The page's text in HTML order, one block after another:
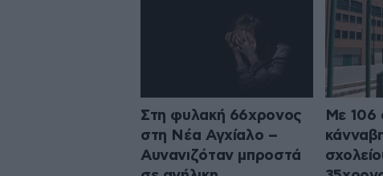
Στη φυλακή 66χρονος
στη Νέα Αγχίαλο –
Αυνανιζόταν μπροστά
Με 106